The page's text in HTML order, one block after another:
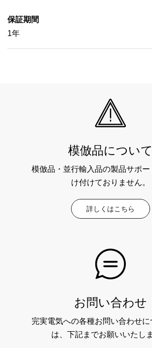
保証期間
1年
模倣品について
模倣品・並行輸入品の製品サポー
け付けておりません。
詳しくはこちら
お問い合わせ
完実電気への各種お問い合わせに
は、下記までお願いいたしま